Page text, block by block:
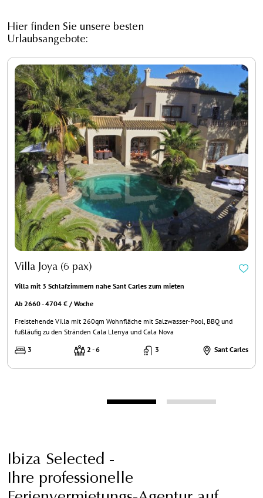
Hier finden Sie unsere besten
Urlaubsangebote:
Villa Joya (6 pax)
Villa mit 3 Schlafzimmern nahe Sant Carles zum mieten
Ab 2660 - 4704 € / Woche
Freistehende Villa mit 260qm Wohnfläche mit Salzwasser-Pool, BBQ und
fußläufig zu den Stränden Cala Llenya und Cala Nova
3
2 - 6 3 Sant Carles
Ibiza Selected -
Ihre professionelle